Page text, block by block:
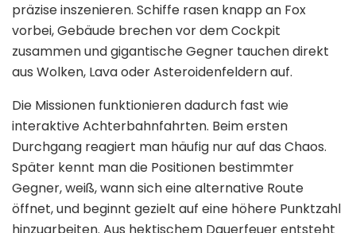
präzise inszenieren. Schiffe rasen knapp an Fox
vorbei, Gebäude brechen vor dem Cockpit
zusammen und gigantische Gegner tauchen direkt
aus Wolken, Lava oder Asteroidenfeldern auf.
Die Missionen funktionieren dadurch fast wie
interaktive Achterbahnfahrten. Beim ersten
Durchgang reagiert man häufig nur auf das Chaos.
Später kennt man die Positionen bestimmter
Gegner, weiß, wann sich eine alternative Route
öffnet, und beginnt gezielt auf eine höhere Punktzahl